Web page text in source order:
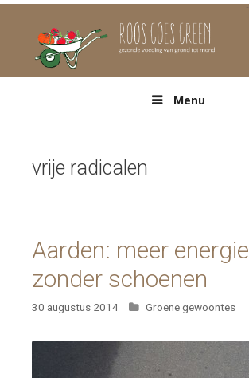
Menu
vrije radicalen
Aarden: meer energie
zonder schoenen
30 augustus 2014 Categorieën
Groene gewoontes